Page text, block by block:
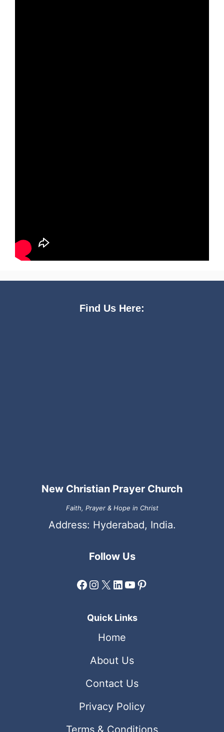
Find Us Here:
New Christian Prayer Church
Faith, Prayer & Hope in Christ
Address: Hyderabad, India.
Follow Us
Facebook
Instagram
X LinkedIn
YouTube
Pinterest
Quick Links
Home
About Us
Contact Us
Privacy Policy
Terms & Conditions